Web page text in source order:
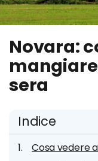
Novara:
sera
Indice
Cosa vedere